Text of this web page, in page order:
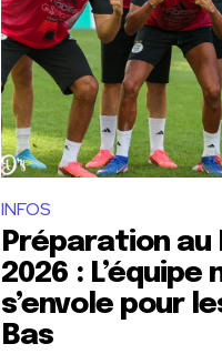
INFOS
Préparation au
2026 : L’équipe
s’envole pour
Bas